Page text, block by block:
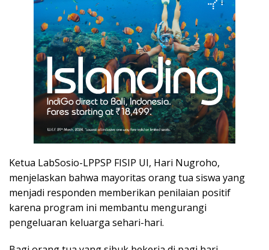
Ketua LabSosio-LPPSP FISIP UI, Hari Nugroho,
menjelaskan bahwa mayoritas orang tua siswa yang
menjadi responden memberikan penilaian positif
karena program ini membantu mengurangi
pengeluaran keluarga sehari-hari.